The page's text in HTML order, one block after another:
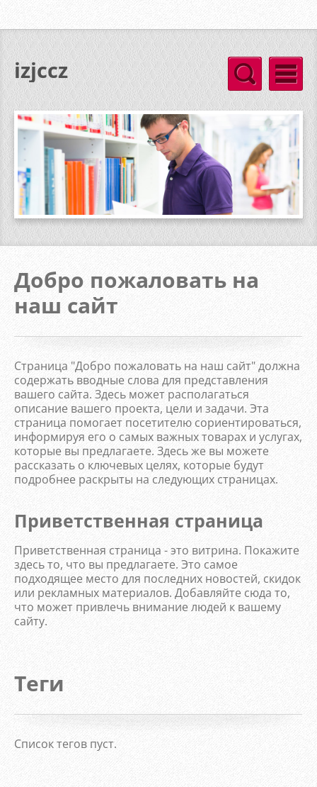
izjccz
Добро пожаловать на
наш сайт
Страница "Добро пожаловать на наш сайт" должна
содержать вводные слова для представления
вашего сайта. Здесь может располагаться
описание вашего проекта, цели и задачи. Эта
страница помогает посетителю сориентироваться,
информируя его о самых важных товарах и услугах,
которые вы предлагаете. Здесь же вы можете
рассказать о ключевых целях, которые будут
подробнее раскрыты на следующих страницах.
Приветственная страница
Приветственная страница - это витрина. Покажите
здесь то, что вы предлагаете. Это самое
подходящее место для последних новостей, скидок
или рекламных материалов. Добавляйте сюда то,
что может привлечь внимание людей к вашему
сайту.
Теги
Список тегов пуст.